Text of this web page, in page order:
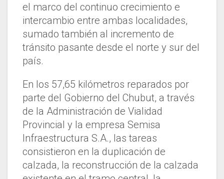
el marco del continuo crecimiento e
intercambio entre ambas localidades,
sumado también al incremento de
tránsito pasante desde el norte y sur del
país.
En los 57,65 kilómetros reparados por
parte del Gobierno del Chubut, a través
de la Administración de Vialidad
Provincial y la empresa Semisa
Infraestructura S.A., las tareas
consistieron en la duplicación de
calzada, la reconstrucción de la calzada